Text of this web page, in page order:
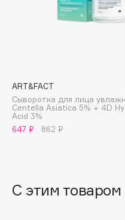
Banderas
Basicare
Batiste
Beauty Bomb
beautyblender
ART&FACT
Сыворотка для лица
Centella Asiatica 5% + 4D
Acid 3%
647 ₽
862 ₽
С этим